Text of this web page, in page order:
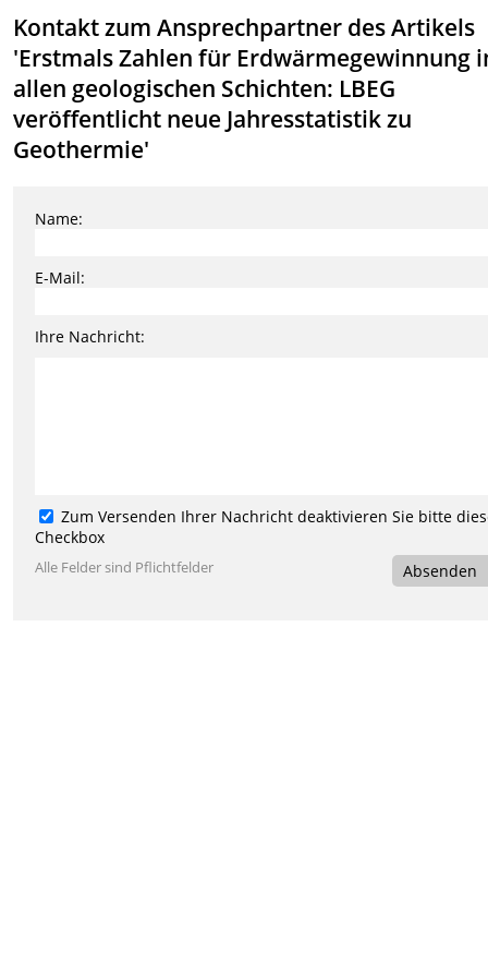
Kontakt zum Ansprechpartner des Artikels
'Erstmals Zahlen für Erdwärmegewinnung
allen geologischen Schichten: LBEG
veröffentlicht neue Jahresstatistik zu
Geothermie'
Name:
E-Mail:
Ihre Nachricht:
Zum Versenden Ihrer Nachricht deaktivieren Sie bitte
Checkbox
Alle Felder sind Pflichtfelder Absenden